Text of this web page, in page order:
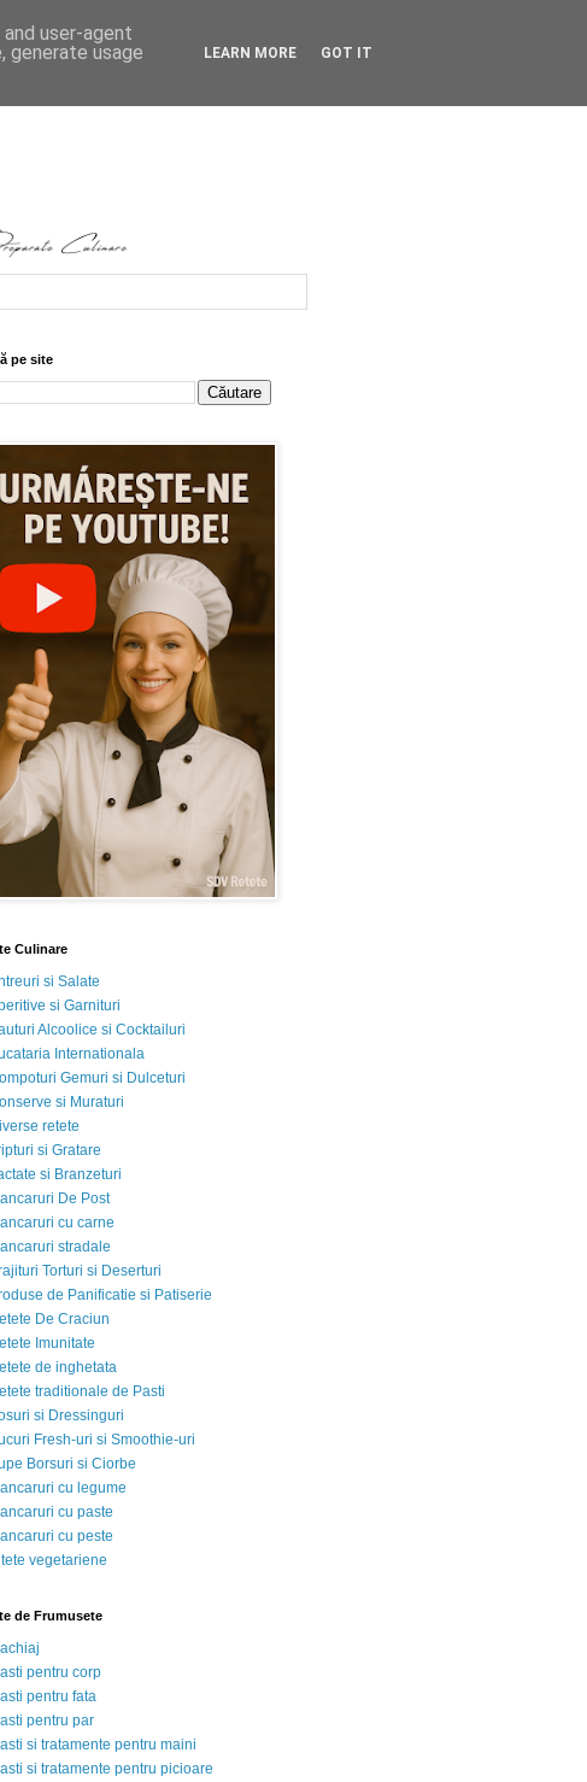
pe site
Culinare
si Salate
si Garnituri
Alcoolice si Cocktailuri
Internationala
Gemuri si Dulceturi
si Muraturi
retete
si Gratare
si Branzeturi
De Post
cu carne
stradale
Torturi si Deserturi
de Panificatie si Patiserie
De Craciun
Imunitate
de inghetata
traditionale de Pasti
si Dressinguri
Fresh-uri si Smoothie-uri
Borsuri si Ciorbe
cu legume
cu paste
cu peste
vegetariene
de Frumusete
pentru corp
pentru fata
pentru par
si tratamente pentru maini
si tratamente pentru picioare
user-agent
generate usage
LEARN MORE GOT IT